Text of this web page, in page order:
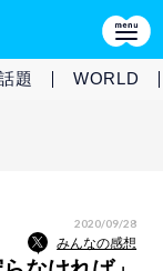
題 WORLD
2020/09/28
みんなの感想